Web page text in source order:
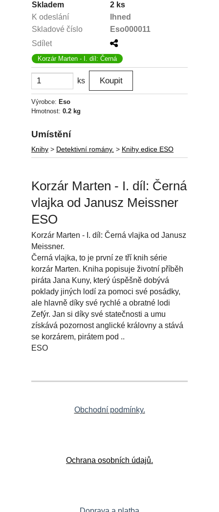
Skladem
2 ks
K odeslání
Ihned
Skladové číslo
Eso000011
Sdílet
Korzár Marten - I. díl: Černá
ks
Výrobce: Eso
Hmotnost: 0.2 kg
Umístění
Knihy > Detektivní romány. > Knihy edice ESO
Korzár Marten - I. díl: Černá
vlajka od Janusz Meissner
ESO
Korzár Marten - I. díl: Černá vlajka od Janusz
Meissner.
Černá vlajka, to je první ze tří knih série
korzár Marten. Kniha popisuje životní příběh
piráta Jana Kuny, který úspěšně dobývá
poklady jiných lodí za pomoci své posádky,
ale hlavně díky své rychlé a obratné lodi
Zefýr. Jan si díky své statečnosti a umu
získává pozornost anglické královny a stává
se korzárem, pirátem pod ..
ESO
Obchodní podmínky.
Ochrana osobních údajů.